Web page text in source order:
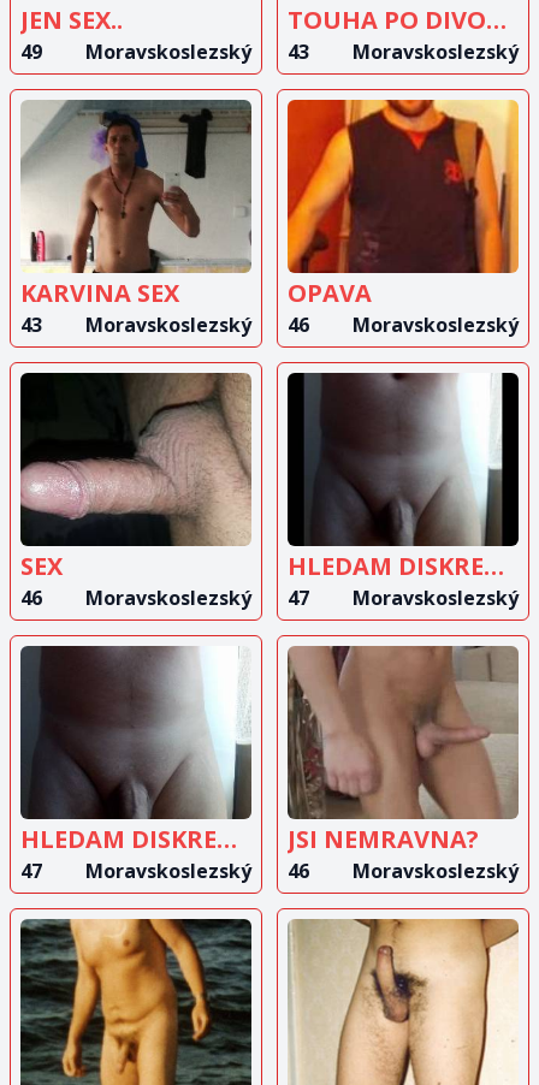
JEN SEX..
49 Moravskoslezský
TOUHA PO DIVOKÉM SEXU
43 Moravskoslezský
ZOBRAZIT
INZERÁT
KARVINA SEX
43 Moravskoslezský
ZOBRAZIT
INZERÁT
OPAVA
46 Moravskoslezský
ZOBRAZIT
INZERÁT
SEX
46 Moravskoslezský
ZOBRAZIT
INZERÁT
HLEDAM DISKRETNI MILENKU
47 Moravskoslezský
ZOBRAZIT
INZERÁT
HLEDAM DISKRETNI MILENKU
47 Moravskoslezský
ZOBRAZIT
INZERÁT
JSI NEMRAVNA?
46 Moravskoslezský
ZOBRAZIT
INZERÁT
ZOBRAZIT
INZERÁT